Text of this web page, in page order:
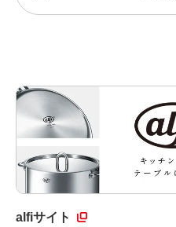
alfiサイト